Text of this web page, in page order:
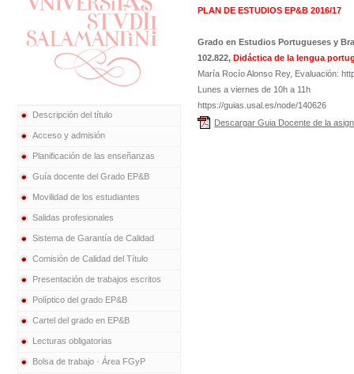
Descripción del título
Acceso y admisión
Planificación de las enseñanzas
Guía docente del Grado EP&B
Movilidad de los estudiantes
Salidas profesionales
Sistema de Garantía de Calidad
Comisión de Calidad del Título
Presentación de trabajos escritos
Políptico del grado EP&B
Cartel del grado en EP&B
Lecturas obligatorias
Bolsa de trabajo · Área FGyP
PLAN DE ESTUDIOS EP&B 2016/17
Grado en Estudios Portugueses y
102.822, Didáctica de la lengua
María Rocío Alonso Rey, Evaluación:
Lunes a viernes de 10h a 11h
https://guias.usal.es/node/140626
Descargar Guia Docente de la